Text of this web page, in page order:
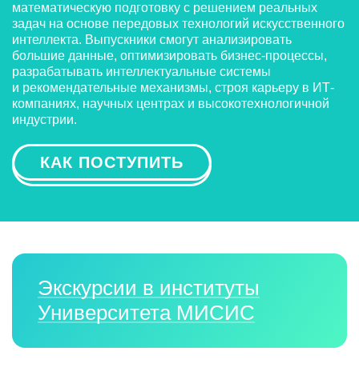
математическую подготовку с решением реальных
задач на основе передовых технологий искусственного
интеллекта. Выпускники смогут анализировать
большие данные, оптимизировать бизнес-процессы,
разрабатывать интеллектуальные системы
и рекомендательные механизмы, строя карьеру в ИТ-
компаниях, научных центрах и высокотехнологичной
индустрии.
КАК ПОСТУПИТЬ
Экскурсии в институты
Университета МИСИС